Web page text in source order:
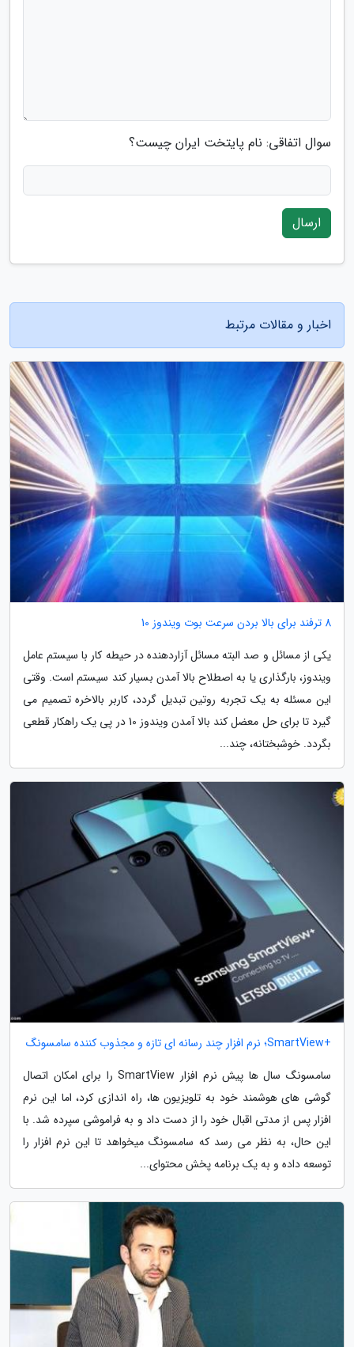
سوال اتفاقی: نام پایتخت ایران چیست؟
ارسال
اخبار و مقالات مرتبط
8 ترفند برای بالا بردن سرعت بوت ویندوز 10
یکی از مسائل و صد البته مسائل آزاردهنده در حیطه کار با سیستم عامل
ویندوز، بارگذاری یا به اصطلاح بالا آمدن بسیار کند سیستم است. وقتی
این مسئله به یک تجربه روتین تبدیل گردد، کاربر بالاخره تصمیم می
گیرد تا برای حل معضل کند بالا آمدن ویندوز 10 در پی یک راهکار قطعی
بگردد. خوشبختانه، چند...
+SmartView؛ نرم افزار چند رسانه ای تازه و مجذوب کننده سامسونگ
سامسونگ سال ها پیش نرم افزار SmartView را برای امکان اتصال
گوشی های هوشمند خود به تلویزیون ها، راه اندازی کرد، اما این نرم
افزار پس از مدتی اقبال خود را از دست داد و به فراموشی سپرده شد. با
این حال، به نظر می رسد که سامسونگ میخواهد تا این نرم افزار را
توسعه داده و به یک برنامه پخش محتوای...